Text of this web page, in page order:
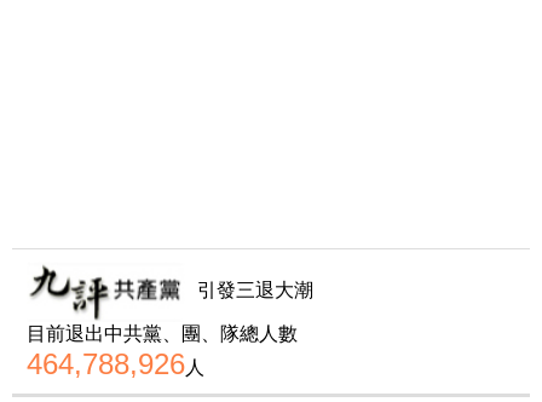
引發三退大潮
目前退出中共黨、團、隊總人數
464,788,926人